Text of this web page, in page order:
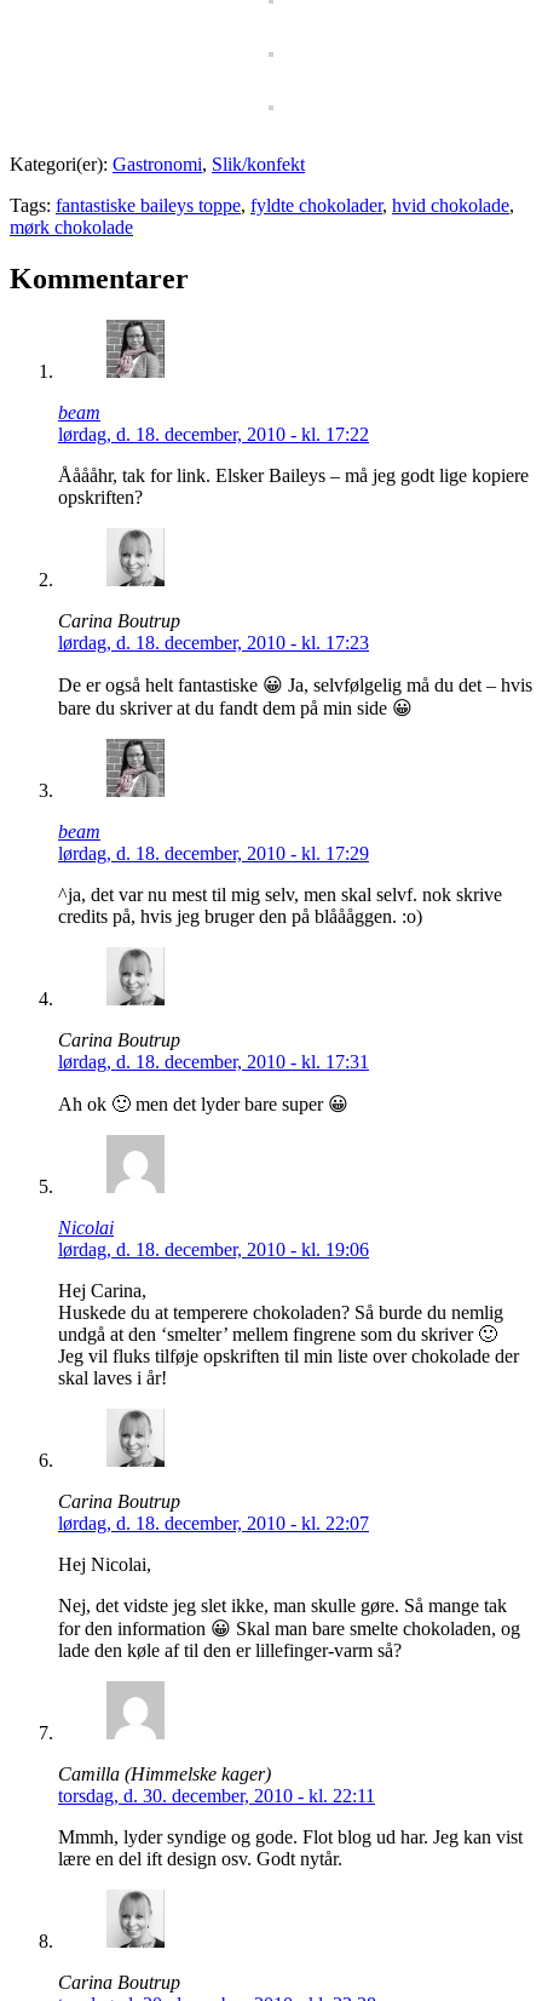
Kategori(er): Gastronomi, Slik/konfekt
Tags: fantastiske baileys toppe, fyldte chokolader, hvid chokolade,
mørk chokolade
Kommentarer
beam
lørdag, d. 18. december, 2010 - kl. 17:22
Ååååhr, tak for link. Elsker Baileys – må jeg godt lige kopiere
opskriften?
Carina Boutrup
lørdag, d. 18. december, 2010 - kl. 17:23
De er også helt fantastiske 😀 Ja, selvfølgelig må du det – hvis
bare du skriver at du fandt dem på min side 😀
beam
lørdag, d. 18. december, 2010 - kl. 17:29
^ja, det var nu mest til mig selv, men skal selvf. nok skrive
credits på, hvis jeg bruger den på blåååggen. :o)
Carina Boutrup
lørdag, d. 18. december, 2010 - kl. 17:31
Ah ok 🙂 men det lyder bare super 😀
Nicolai
lørdag, d. 18. december, 2010 - kl. 19:06
Hej Carina,
Huskede du at temperere chokoladen? Så burde du nemlig
undgå at den ‘smelter’ mellem fingrene som du skriver 🙂
Jeg vil fluks tilføje opskriften til min liste over chokolade der
skal laves i år!
Carina Boutrup
lørdag, d. 18. december, 2010 - kl. 22:07
Hej Nicolai,
Nej, det vidste jeg slet ikke, man skulle gøre. Så mange tak
for den information 😀 Skal man bare smelte chokoladen, og
lade den køle af til den er lillefinger-varm så?
Camilla (Himmelske kager)
torsdag, d. 30. december, 2010 - kl. 22:11
Mmmh, lyder syndige og gode. Flot blog ud har. Jeg kan vist
lære en del ift design osv. Godt nytår.
Carina Boutrup